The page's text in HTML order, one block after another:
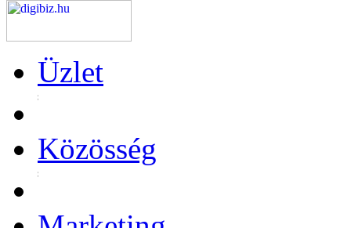
Üzlet
Közösség